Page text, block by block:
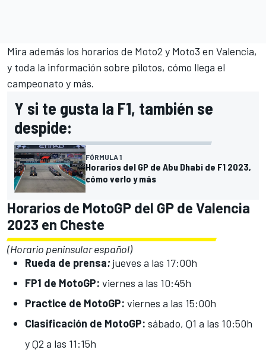
Mira además los horarios de Moto2 y Moto3 en Valencia,
y toda la información sobre pilotos, cómo llega el
campeonato y más.
Y si te gusta la F1, también se
despide:
FÓRMULA 1
Horarios del GP de Abu Dhabi de F1 2023,
cómo verlo y más
Horarios de MotoGP del GP de Valencia
2023 en Cheste
(Horario peninsular español)
Rueda de prensa: jueves a las 17:00h
FP1 de MotoGP: viernes a las 10:45h
Practice de MotoGP: viernes a las 15:00h
Clasificación de MotoGP: sábado, Q1 a las 10:50h
y Q2 a las 11:15h